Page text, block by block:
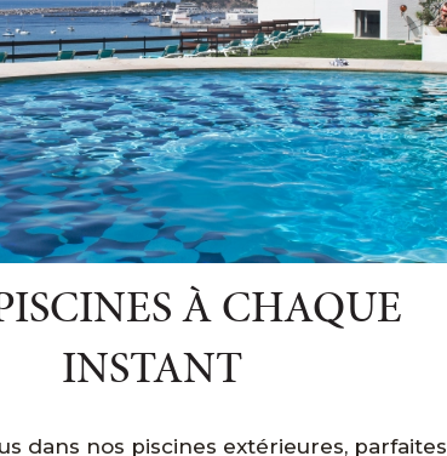
À CHAQUE
INSTANT
dans nos piscines extérieures, parfaites